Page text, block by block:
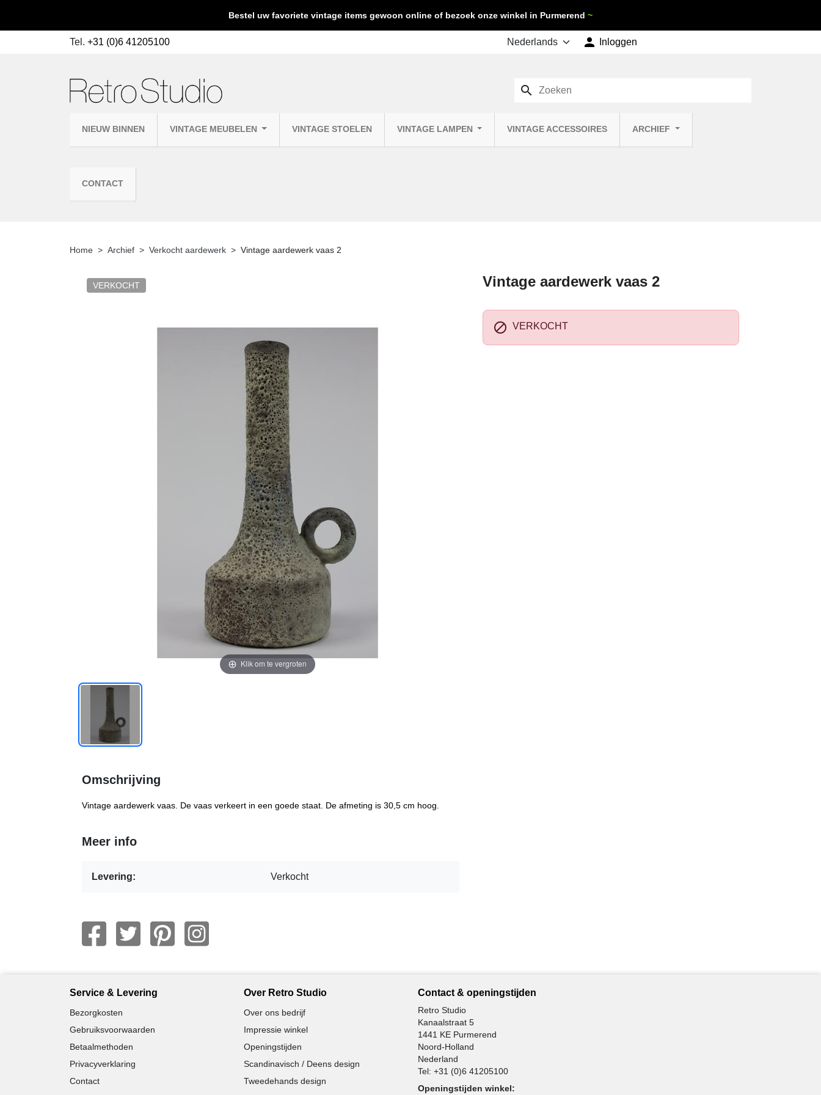
Bestel uw favoriete vintage items gewoon online of bezoek onze winkel in Purmerend ~
Tel. +31 (0)6 41205100  Inloggen
NIEUW BINNEN VINTAGE MEUBELEN VINTAGE STOELEN VINTAGE LAMPEN VINTAGE ACCESSOIRES ARCHIEF
CONTACT
search
Home Archief Verkocht aardewerk Vintage aardewerk vaas 2
VERKOCHT
Klik om te vergroten
Vintage aardewerk vaas 2
 VERKOCHT
Omschrijving
Vintage aardewerk vaas. De vaas verkeert in een goede staat. De afmeting is 30,5 cm hoog.
Meer info
Levering: Verkocht
Service & Levering
Bezorgkosten
Gebruiksvoorwaarden
Betaalmethoden
Privacyverklaring
Contact
Over Retro Studio
Over ons bedrijf
Impressie winkel
Openingstijden
Scandinavisch / Deens design
Tweedehands design
Contact & openingstijden
Retro Studio
Kanaalstraat 5
1441 KE Purmerend
Noord-Holland
Nederland
Tel: +31 (0)6 41205100
Openingstijden winkel: